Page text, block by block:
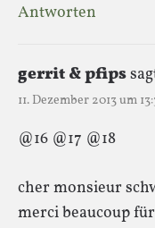
Antworten
gerrit & pfips
11. Dezember 2013 um
@16 @17 @18
cher monsieur
merci beaucoup